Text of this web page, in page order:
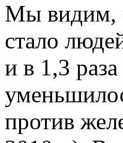
Мы видим,
стало
и в 1,3
против